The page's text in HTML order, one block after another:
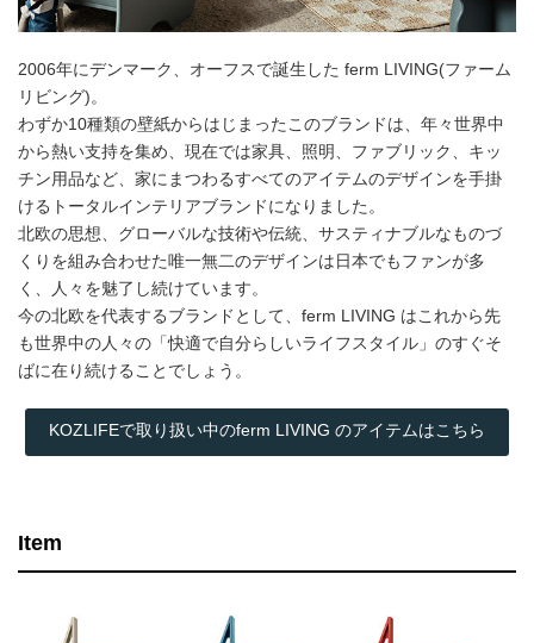
2006年にデンマーク、オーフスで誕生した ferm LIVING(ファーム
リビング)。
わずか10種類の壁紙からはじまったこのブランドは、年々世界中
から熱い支持を集め、現在では家具、照明、ファブリック、キッ
チン用品など、家にまつわるすべてのアイテムのデザインを手掛
けるトータルインテリアブランドになりました。
北欧の思想、グローバルな技術や伝統、サスティナブルなものづ
くりを組み合わせた唯一無二のデザインは日本でもファンが多
く、人々を魅了し続けています。
今の北欧を代表するブランドとして、ferm LIVING はこれから先
も世界中の人々の「快適で自分らしいライフスタイル」のすぐそ
ばに在り続けることでしょう。
KOZLIFEで取り扱い中のferm LIVING のアイテムはこちら
Item